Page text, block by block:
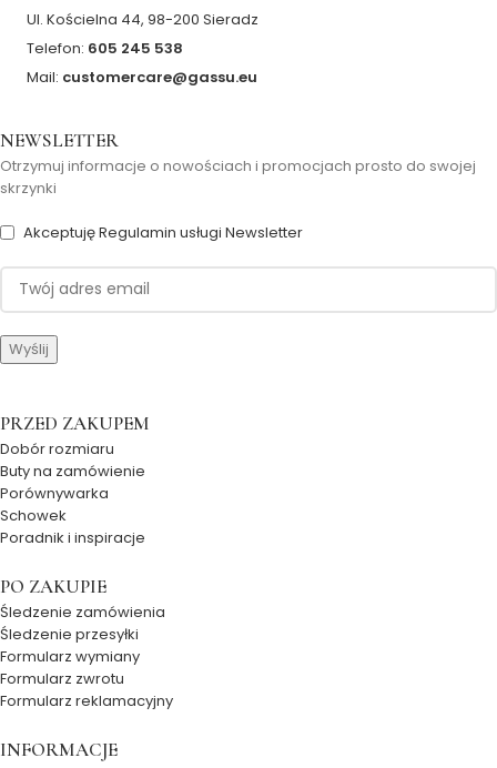
Ul. Kościelna 44, 98-200 Sieradz
Telefon: 605 245 538
Mail: customercare@gassu.eu
NEWSLETTER
Otrzymuj informacje o nowościach i promocjach prosto do swojej
skrzynki
Akceptuję Regulamin usługi Newsletter
PRZED ZAKUPEM
Dobór rozmiaru
Buty na zamówienie
Porównywarka
Schowek
Poradnik i inspiracje
PO ZAKUPIE
Śledzenie zamówienia
Śledzenie przesyłki
Formularz wymiany
Formularz zwrotu
Formularz reklamacyjny
INFORMACJE